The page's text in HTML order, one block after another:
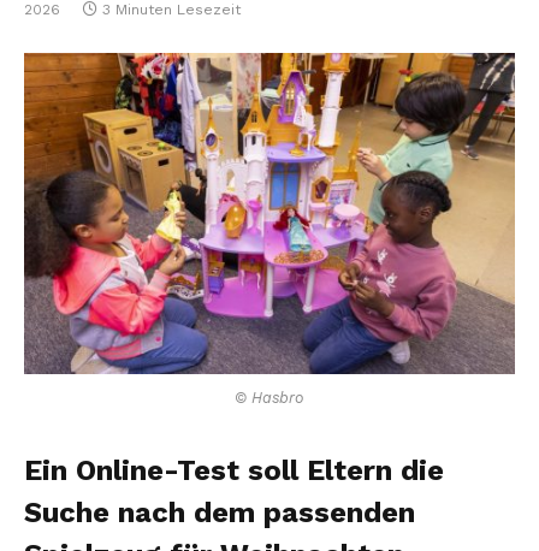
2026
3 Minuten Lesezeit
© Hasbro
Ein Online-Test soll Eltern die
Suche nach dem passenden